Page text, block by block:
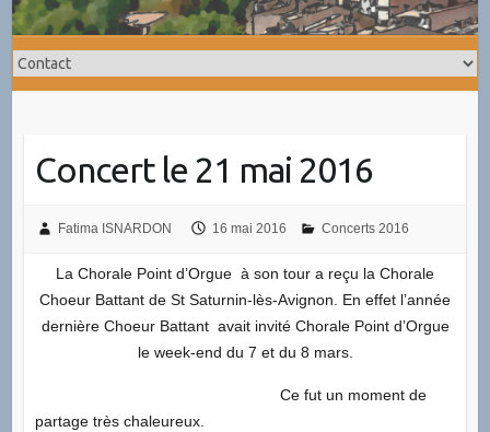
Concert le 21 mai 2016
Fatima ISNARDON 16 mai 2016 Concerts 2016
La Chorale Point d’Orgue à son tour a reçu la Chorale
Choeur Battant de St Saturnin-lès-Avignon. En effet l’année
dernière Choeur Battant avait invité Chorale Point d’Orgue
le week-end du 7 et du 8 mars.
Ce fut un moment de
partage très chaleureux.